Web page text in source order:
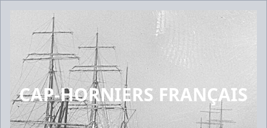
CAP-HORNIERS FRANÇAIS